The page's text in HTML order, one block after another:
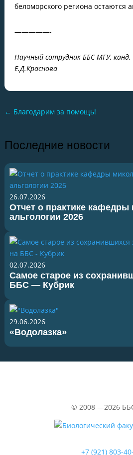
беломорского региона остаются
—————-
Научный сотрудник ББС МГУ, канд.
Е.Д.Краснова
← Благодарим за помощь!
Последние новости
26.07.2026
Отчет о практике кафедры
альгологии 2026
02.07.2026
Самое старое из
ББС — Кубрик
29.06.2026
«Водолазка»
© 2008 —2026
+7 (921) 803-